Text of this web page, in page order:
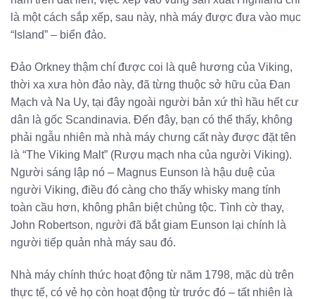
là một cách sắp xếp, sau này, nhà máy được đưa vào mục
“Island” – biển đảo.
Đảo Orkney thậm chí được coi là quê hương của Viking,
thời xa xưa hòn đảo này, đã từng thuộc sở hữu của Đan
Mạch và Na Uy, tại đây ngoài người bản xứ thì hầu hết cư
dân là gốc Scandinavia. Đến đây, bạn có thể thấy, không
phải ngẫu nhiên mà nhà máy chưng cất này được đặt tên
là “The Viking Malt” (Rượu mạch nha của người Viking).
Người sáng lập nó – Magnus Eunson là hậu duệ của
người Viking, điều đó càng cho thấy whisky mang tính
toàn cầu hơn, không phân biệt chủng tộc. Tình cờ thay,
John Robertson, người đã bắt giam Eunson lại chính là
người tiếp quản nhà máy sau đó.
Nhà máy chính thức hoạt động từ năm 1798, mặc dù trên
thực tế, có vẻ họ còn hoạt động từ trước đó – tất nhiên là